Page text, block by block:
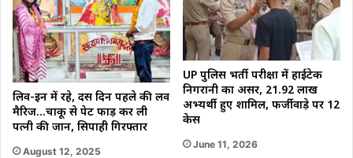
लिव-इन में रहे, दस दिन पहले की लव
मैरिज…चाकू से पेट फाड़ कर ली
पत्नी की जान, सिपाही गिरफ्तार
August 12, 2025
UP पुलिस भर्ती परीक्षा में हाईटेक
निगरानी का असर, 21.92 लाख
अभ्यर्थी हुए शामिल, फर्जीवाड़े पर 12
केस
June 11, 2026